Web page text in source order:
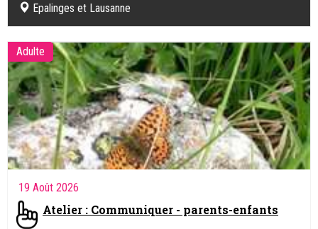
Epalinges et Lausanne
Adulte
19 Août 2026
Atelier : Communiquer - parents-enfants